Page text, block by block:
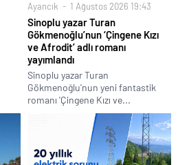
Ayancık 1 Ağustos 2026 19:43
Sinoplu yazar Turan
Gökmenoğlu’nun ‘Çingene Kızı
ve Afrodit’ adlı romanı
yayımlandı
Sinoplu yazar Turan
Gökmenoğlu'nun yeni fantastik
romanı 'Çingene Kızı ve...